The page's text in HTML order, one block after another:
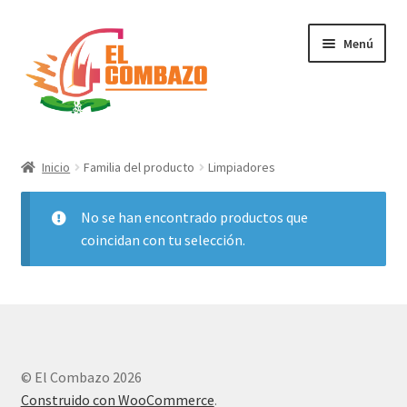
Menú
DJ, Audio e Iluminación PRO
Grabación de Audio & Video
Marcas
Inicio Familia del producto Limpiadores
No se han encontrado productos que
coincidan con tu selección.
© El Combazo 2026
Construido con WooCommerce.